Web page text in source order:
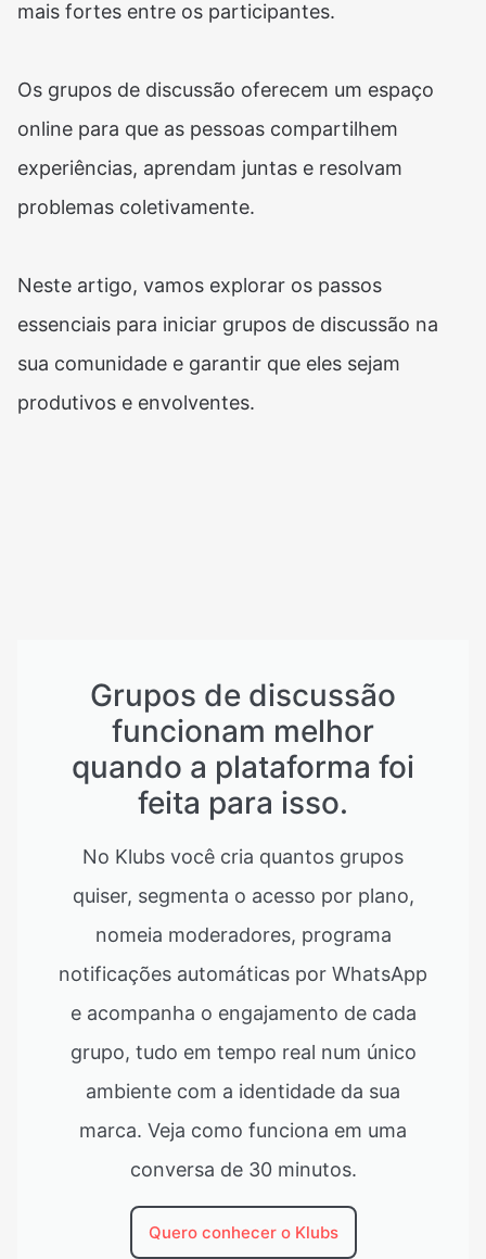
mais fortes entre os participantes.
Os grupos de discussão oferecem um espaço
online para que as pessoas compartilhem
experiências, aprendam juntas e resolvam
problemas coletivamente.
Neste artigo, vamos explorar os passos
essenciais para iniciar grupos de discussão na
sua comunidade e garantir que eles sejam
produtivos e envolventes.
Grupos de discussão
funcionam melhor
quando a plataforma foi
feita para isso.
No Klubs você cria quantos grupos
quiser, segmenta o acesso por plano,
nomeia moderadores, programa
notificações automáticas por WhatsApp
e acompanha o engajamento de cada
grupo, tudo em tempo real num único
ambiente com a identidade da sua
marca. Veja como funciona em uma
conversa de 30 minutos.
Quero conhecer o Klubs